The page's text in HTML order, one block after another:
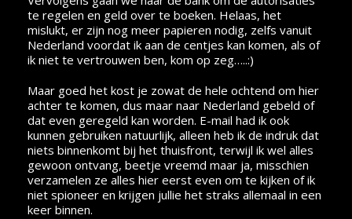
te regelen en geld over te boeken. Helaas, het
mislukt, er zijn nog meer papieren nodig, zelfs vanuit
Nederland voordat ik aan de centjes kan komen, als of
ik niet te vertrouwen ben, kom op zeg…..:)
Maar goed het kost je zowat de hele ochtend om hier
achter te komen, dus maar naar Nederland gebeld of
dat even geregeld kan worden. E-mail had ik ook
kunnen gebruiken natuurlijk, alleen heb ik de indruk dat
niets binnenkomt bij het thuisfront, terwijl ik wel alles
gewoon ontvang, beetje vreemd maar ja, misschien
verzamelen ze alles hier eerst even om te kijken of ik
niet spioneer en krijgen jullie het straks allemaal in een
keer binnen.